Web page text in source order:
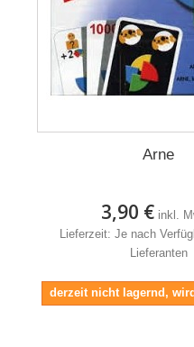
Arne
3,90 € inkl.
Lieferzeit: Je nach
Lieferanten
derzeit nicht lagernd,